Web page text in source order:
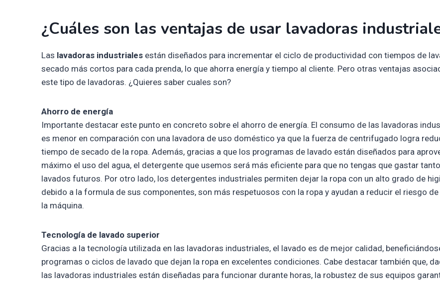
¿Cuáles son las ventajas de usar lavadoras
Las lavadoras industriales están diseñados para incrementar el ciclo de productividad con tiempos de
secado más cortos para cada prenda, lo que ahorra energía y tiempo al cliente. Pero otras ventajas
este tipo de lavadoras. ¿Quieres saber cuales son?
Ahorro de energía
Importante destacar este punto en concreto sobre el ahorro de energía. El consumo de las lavadoras
es menor en comparación con una lavadora de uso doméstico ya que la fuerza de centrifugado logra
tiempo de secado de la ropa. Además, gracias a que los programas de lavado están diseñados para
máximo el uso del agua, el detergente que usemos será más eficiente para que no tengas que gastar
lavados futuros. Por otro lado, los detergentes industriales permiten dejar la ropa con un alto grado de
debido a la formula de sus componentes, son más respetuosos con la ropa y ayudan a reducir el riesgo de
la máquina.
Tecnología de lavado superior
Gracias a la tecnología utilizada en las lavadoras industriales, el lavado es de mejor calidad,
programas o ciclos de lavado que dejan la ropa en excelentes condiciones. Cabe destacar también que,
las lavadoras industriales están diseñadas para funcionar durante horas, la robustez de sus equipos